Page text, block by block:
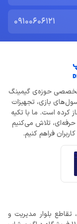
افزایش قیمت بازی‌ها؛ آیا Xbox بازیکنان را به Game Pass سوق
09100606121
از مراجع تخصصی حوزه‌ی گیمینگ
بازی، تجهیزات
کرده است. ما با تکیه
حرفه‌ای، تلاش می‌کنیم
فراهم کنیم.
بلوار مدیریت و